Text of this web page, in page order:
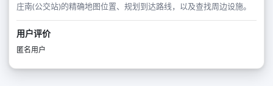
庄南(公交站)的精确地图位置、规划到达路线，以及查找周边设施。
用户评价
匿名用户